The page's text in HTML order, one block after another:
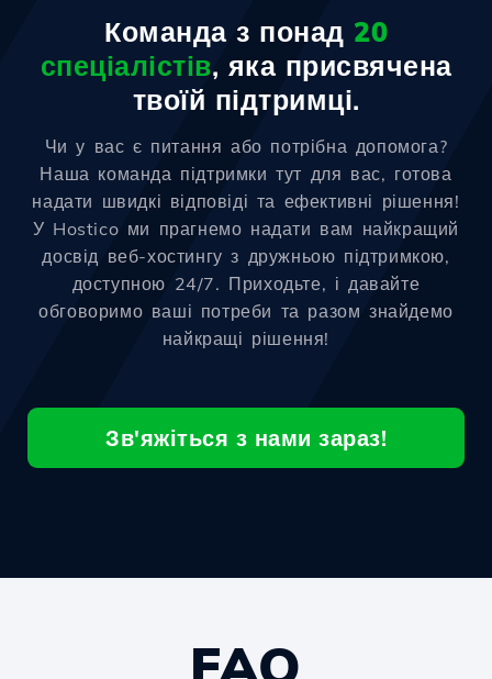
Команда з понад 20
спеціалістів, яка присвячена
твоїй підтримці.
Чи у вас є питання або потрібна допомога?
Наша команда підтримки тут для вас, готова
надати швидкі відповіді та ефективні рішення!
У Hostico ми прагнемо надати вам найкращий
досвід веб-хостингу з дружньою підтримкою,
доступною 24/7. Приходьте, і давайте
обговоримо ваші потреби та разом знайдемо
найкращі рішення!
Зв'яжіться з нами зараз!